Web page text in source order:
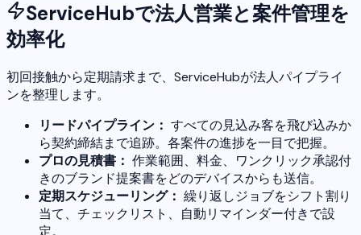
ServiceHubで法人営業と案件管理を
効率化
初回接触から定期請求まで、ServiceHubが法人パイプライ
ンを整理します。
リードパイプライン： すべての見込み客を飛び込みか
ら契約締結まで追跡。各案件の進捗を一目で把握。
プロの見積書： 作業範囲、料金、ワンクリック承認付
きのブランド提案書をどのデバイスからも送信。
定期スケジューリング： 繰り返しジョブをシフト割り
当て、チェックリスト、自動リマインダー付きで設
定。